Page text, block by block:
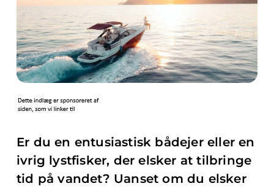
Er du en entusiastisk bådejer eller en
ivrig lystfisker, der elsker at tilbringe
tid på vandet? Uanset om du elsker